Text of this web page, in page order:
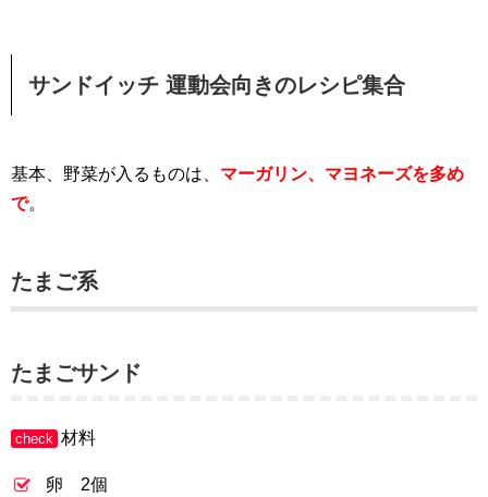
サンドイッチ 運動会向きのレシピ集合
基本、野菜が入るものは、 マーガリン、マヨネーズを多め
で。
たまご系
たまごサンド
check 材料
卵 2個